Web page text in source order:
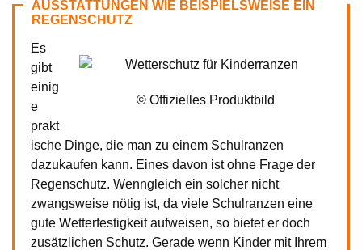
AUSSTATTUNGEN WIE BEISPIELSWEISE EIN
REGENSCHUTZ
© Offizielles Produktbild
Es
gibt
einig
e
prakt
ische Dinge, die man zu einem Schulranzen
dazukaufen kann. Eines davon ist ohne Frage der
Regenschutz. Wenngleich ein solcher nicht
zwangsweise nötig ist, da viele Schulranzen eine
gute Wetterfestigkeit aufweisen, so bietet er doch
zusätzlichen Schutz. Gerade wenn Kinder mit Ihrem